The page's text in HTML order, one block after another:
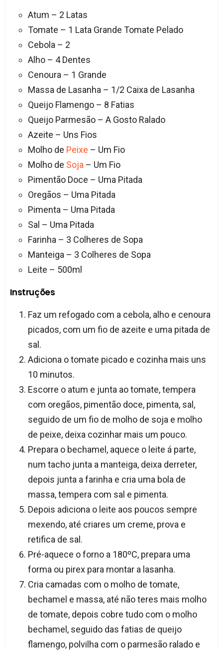
Atum – 2 Latas
Tomate – 1 Lata Grande Tomate Pelado
Cebola – 2
Alho – 4 Dentes
Cenoura – 1 Grande
Massa de Lasanha – 1/2 Caixa de Lasanha
Queijo Flamengo – 8 Fatias
Queijo Parmesão – A Gosto Ralado
Azeite – Uns Fios
Molho de Peixe – Um Fio
Molho de Soja – Um Fio
Pimentão Doce – Uma Pitada
Oregãos – Uma Pitada
Pimenta – Uma Pitada
Sal – Uma Pitada
Farinha – 3 Colheres de Sopa
Manteiga – 3 Colheres de Sopa
Leite – 500ml
Instruções
Faz um refogado com a cebola, alho e cenoura
picados, com um fio de azeite e uma pitada de
sal.
Adiciona o tomate picado e cozinha mais uns
10 minutos.
Escorre o atum e junta ao tomate, tempera
com oregãos, pimentão doce, pimenta, sal,
seguido de um fio de molho de soja e molho
de peixe, deixa cozinhar mais um pouco.
Prepara o bechamel, aquece o leite á parte,
num tacho junta a manteiga, deixa derreter,
depois junta a farinha e cria uma bola de
massa, tempera com sal e pimenta.
Depois adiciona o leite aos poucos sempre
mexendo, até criares um creme, prova e
retifica de sal.
Pré-aquece o forno a 180ºC, prepara uma
forma ou pirex para montar a lasanha.
Cria camadas com o molho de tomate,
bechamel e massa, até não teres mais molho
de tomate, depois cobre tudo com o molho
bechamel, seguido das fatias de queijo
flamengo, polvilha com o parmesão ralado e